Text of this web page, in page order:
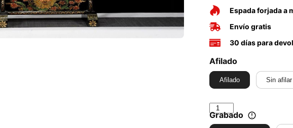
Espada forjada a
Envío gratis
30 días para
Afilado
Afilado Sin afilar
Grabado